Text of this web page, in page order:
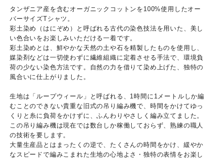
タンザニア産を含むオーガニックコットンを100%使用したオー
バーサイズTシャツ。
彩土染め（はにぞめ）と呼ばれる古代の染色技法を用いた、美し
い色合いをお楽しみいただける一着です。
彩土染めとは、鮮やかな天然の土や石を精製したものを使用し、
媒染剤などは一切使わずに繊維組織に定着させる手法で、環境負
荷の少ない染色方法です。自然の力を借りて染め上げた、独特の
風合いに仕上がりました。
生地は「ループウィール」と呼ばれる、1時間に1メートルしか編
むことのできない貴重な旧式の吊り編み機で、時間をかけてゆっ
くりと糸に負荷をかけずに、ふんわりやさしく編み立てました。
この吊り編み機は現在では数台しか稼働しておらず、熟練の職人
の技術を要します。
大量生産品とはまったくの逆で、たくさんの時間をかけ、緩やか
なスピードで編みこまれた生地の心地よさ・独特の表情をお楽し